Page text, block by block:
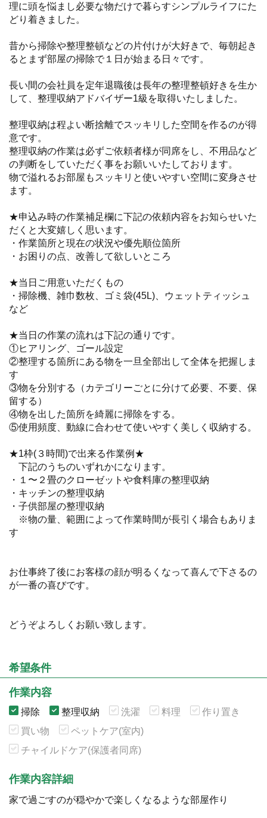
理に頭を悩まし必要な物だけで暮らすシンプルライフにた
どり着きました。
昔から掃除や整理整頓などの片付けが大好きで、毎朝起き
るとまず部屋の掃除で１日が始まる日々です。
長い間の会社員を定年退職後は長年の整理整頓好きを生か
して、整理収納アドバイザー1級を取得いたしました。
整理収納は程よい断捨離でスッキリした空間を作るのが得
意です。
整理収納の作業は必ずご依頼者様が同席をし、不用品など
の判断をしていただく事をお願いいたしております。
物で溢れるお部屋もスッキリと使いやすい空間に変身させ
ます。
★申込み時の作業補足欄に下記の依頼内容をお知らせいた
だくと大変嬉しく思います。
・作業箇所と現在の状況や優先順位箇所
・お困りの点、改善して欲しいところ
★当日ご用意いただくもの
・掃除機、雑巾数枚、ゴミ袋(45L)、ウェットティッシュ
など
★当日の作業の流れは下記の通りです。
①ヒアリング、ゴール設定
②整理する箇所にある物を一旦全部出して全体を把握しま
す
③物を分別する（カテゴリーごとに分けて必要、不要、保
留する）
④物を出した箇所を綺麗に掃除をする。
⑤使用頻度、動線に合わせて使いやすく美しく収納する。
★1枠(３時間)で出来る作業例★
下記のうちのいずれかになります。
・１〜２畳のクローゼットや食料庫の整理収納
・キッチンの整理収納
・子供部屋の整理収納
※物の量、範囲によって作業時間が長引く場合もありま
す
お仕事終了後にお客様の顔が明るくなって喜んで下さるの
が一番の喜びです。
どうぞよろしくお願い致します。
希望条件
作業内容
掃除 整理収納 洗濯 料理
作り置き
買い物
ペットケア(室内)
チャイルドケア(保護者同席)
作業内容詳細
家で過ごすのが穏やかで楽しくなるような部屋作り